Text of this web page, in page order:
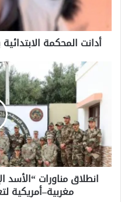
ح
ا
ئ
أدانت المحكمة
ن
ا
مغربية–أمريكية